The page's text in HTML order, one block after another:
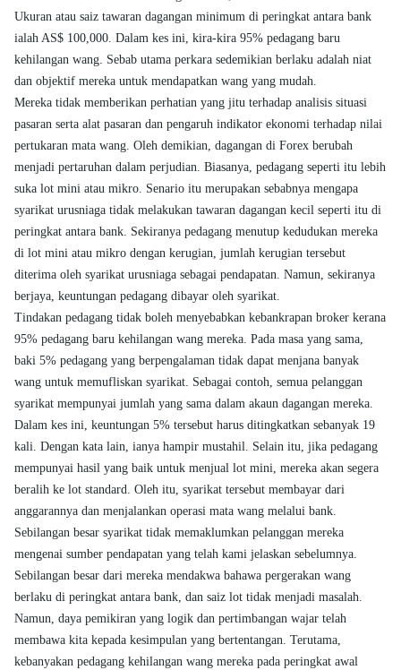
Ukuran atau saiz tawaran dagangan minimum di peringkat antara bank
ialah AS$ 100,000. Dalam kes ini, kira-kira 95% pedagang baru
kehilangan wang. Sebab utama perkara sedemikian berlaku adalah niat
dan objektif mereka untuk mendapatkan wang yang mudah.
Mereka tidak memberikan perhatian yang jitu terhadap analisis situasi
pasaran serta alat pasaran dan pengaruh indikator ekonomi terhadap nilai
pertukaran mata wang. Oleh demikian, dagangan di Forex berubah
menjadi pertaruhan dalam perjudian. Biasanya, pedagang seperti itu lebih
suka lot mini atau mikro. Senario itu merupakan sebabnya mengapa
syarikat urusniaga tidak melakukan tawaran dagangan kecil seperti itu di
peringkat antara bank. Sekiranya pedagang menutup kedudukan mereka
di lot mini atau mikro dengan kerugian, jumlah kerugian tersebut
diterima oleh syarikat urusniaga sebagai pendapatan. Namun, sekiranya
berjaya, keuntungan pedagang dibayar oleh syarikat.
Tindakan pedagang tidak boleh menyebabkan kebankrapan broker kerana
95% pedagang baru kehilangan wang mereka. Pada masa yang sama,
baki 5% pedagang yang berpengalaman tidak dapat menjana banyak
wang untuk memufliskan syarikat. Sebagai contoh, semua pelanggan
syarikat mempunyai jumlah yang sama dalam akaun dagangan mereka.
Dalam kes ini, keuntungan 5% tersebut harus ditingkatkan sebanyak 19
kali. Dengan kata lain, ianya hampir mustahil. Selain itu, jika pedagang
mempunyai hasil yang baik untuk menjual lot mini, mereka akan segera
beralih ke lot standard. Oleh itu, syarikat tersebut membayar dari
anggarannya dan menjalankan operasi mata wang melalui bank.
Sebilangan besar syarikat tidak memaklumkan pelanggan mereka
mengenai sumber pendapatan yang telah kami jelaskan sebelumnya.
Sebilangan besar dari mereka mendakwa bahawa pergerakan wang
berlaku di peringkat antara bank, dan saiz lot tidak menjadi masalah.
Namun, daya pemikiran yang logik dan pertimbangan wajar telah
membawa kita kepada kesimpulan yang bertentangan. Terutama,
kebanyakan pedagang kehilangan wang mereka pada peringkat awal